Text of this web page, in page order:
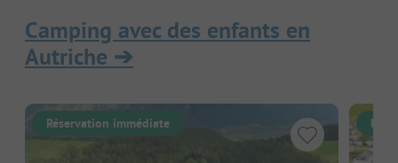
Camping avec des enfants en
Autriche ➔
Réservation immédiate